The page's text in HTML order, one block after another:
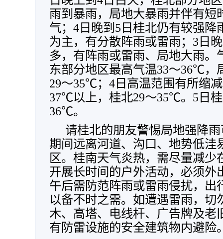
雨到暴雨，局地大暴雨并伴有短
气；4日晚到5日桂北仍有较强降
为主，有分散阵雨或雷雨；3日
多，有阵雨或雷雨、局地大雨。
东部分地区最高气温33～36℃
29～35℃；4日高温范围有所缩
37℃以上，桂北29～35℃。5日
36℃。
请桂北的朋友警惕局地强降
期间远离河道、沟口、地势低洼
区。桂南天气炎热，需尽量减少
开展长时间的户外活动，必须外
午后需防范阵雨或雷雨侵扰，出
以备不时之需。如遭遇雷雨，切
木、高塔、电线杆、广告牌及老
有防雷设施的安全建筑物内避险